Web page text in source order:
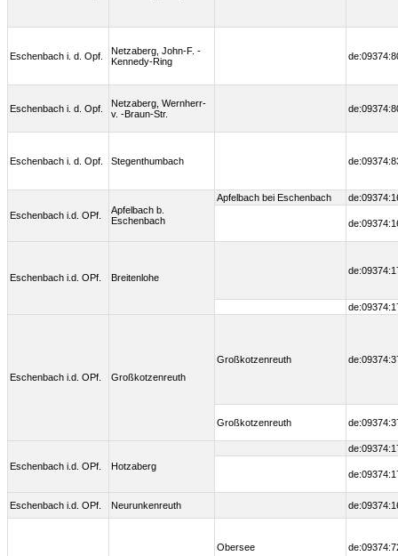
Eschenbach i. d. Opf.
Netzaberg, John-F. -
Kennedy-Ring
Eschenbach i. d. Opf.
Netzaberg, Wernherr-
v. -Braun-Str.
Eschenbach i. d. Opf. Stegenthumbach
Eschenbach i.d. OPf.
Apfelbach b.
Eschenbach
Apfelbach bei Eschenbach
Eschenbach i.d. OPf. Breitenlohe
Eschenbach i.d. OPf. Großkotzenreuth
Großkotzenreuth
Großkotzenreuth
Eschenbach i.d. OPf. Hotzaberg
Eschenbach i.d. OPf. Neurunkenreuth
Obersee